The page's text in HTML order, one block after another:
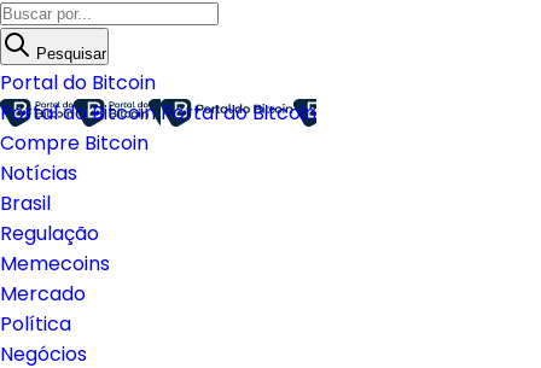
Pesquisar
Portal do Bitcoin
Portal do BitcoinPortal do Bitcoin
Compre Bitcoin
Notícias
Brasil
Regulação
Memecoins
Mercado
Política
Negócios